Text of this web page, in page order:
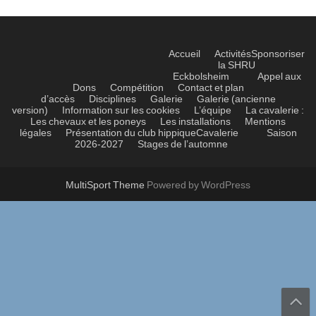
Accueil ActivitésSponsoriser
la SHRU
Eckbolsheim
Appel aux
Dons
Compétition
Contact et plan
d’accès
Disciplines Galerie
Galerie (ancienne
version)
Information sur les cookies L’équipe
La cavalerie :
Les chevaux et les poneys
Les installations
Mentions
légales
Présentation du club hippiqueCavalerie
Saison
2026-2027
Stages de l’automne
MultiSport Theme Powered by WordPress